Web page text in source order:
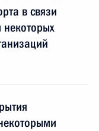
в связи
некоторых